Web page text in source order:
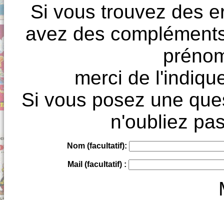
Si vous trouvez des
avez des
merci de
Si vous posez une
n'oubliez
Nom (facultatif):
Mail (facultatif) :